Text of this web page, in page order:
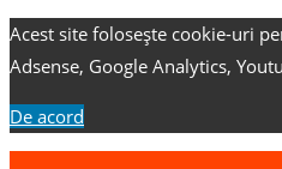
Acest site folosește cookie-uri
Adsense, Google Analytics,
De acord